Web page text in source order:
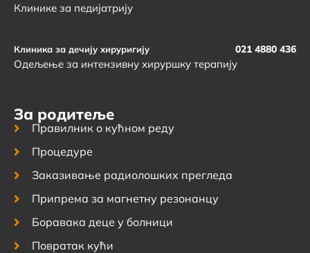
Клинике за педијатрију
Клиника за дечију хируригију 021 4880 436
Одељење за интензивну хируршку терапију
За родитеље
Правилник о кућном реду
Процедуре
Заказивање радиолошких прегледа
Припрема за магнетну резонанцу
Боравака деце у болници
Повратак кући